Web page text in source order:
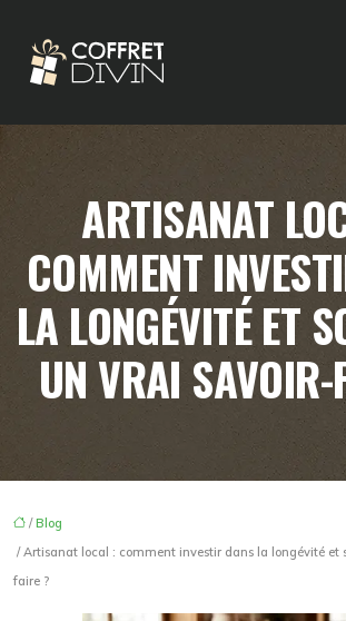
ARTISANAT
COMMENT
LA LONGÉVITÉ ET
UN VRAI SAVOIR-
/Blog
/ Artisanat local : comment investir dans la longévité et
faire ?